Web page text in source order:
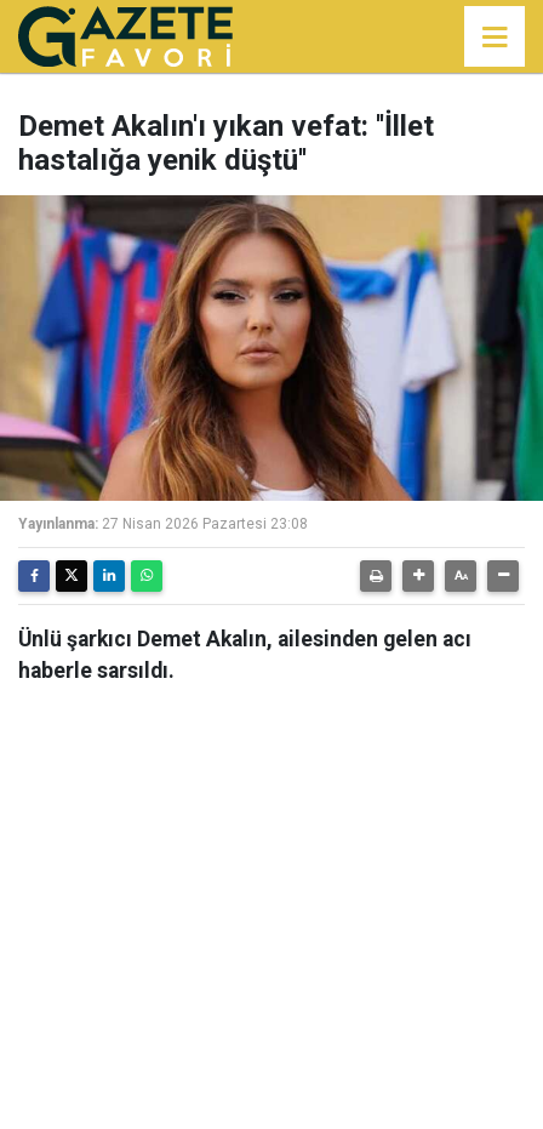
Demet Akalın'ı yıkan vefat: ''İllet
hastalığa yenik düştü''
Yayınlanma: 27 Nisan 2026 Pazartesi 23:08
Ünlü şarkıcı Demet Akalın, ailesinden gelen acı
haberle sarsıldı.